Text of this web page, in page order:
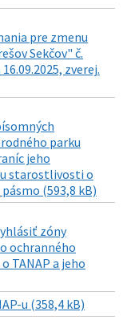
pre zmenu
Sekčov" č.
zverej.
parku
jeho
starostlivosti o
(593,8 kB)
zóny
ochranného
TANAP a jeho
u (358,4 kB)